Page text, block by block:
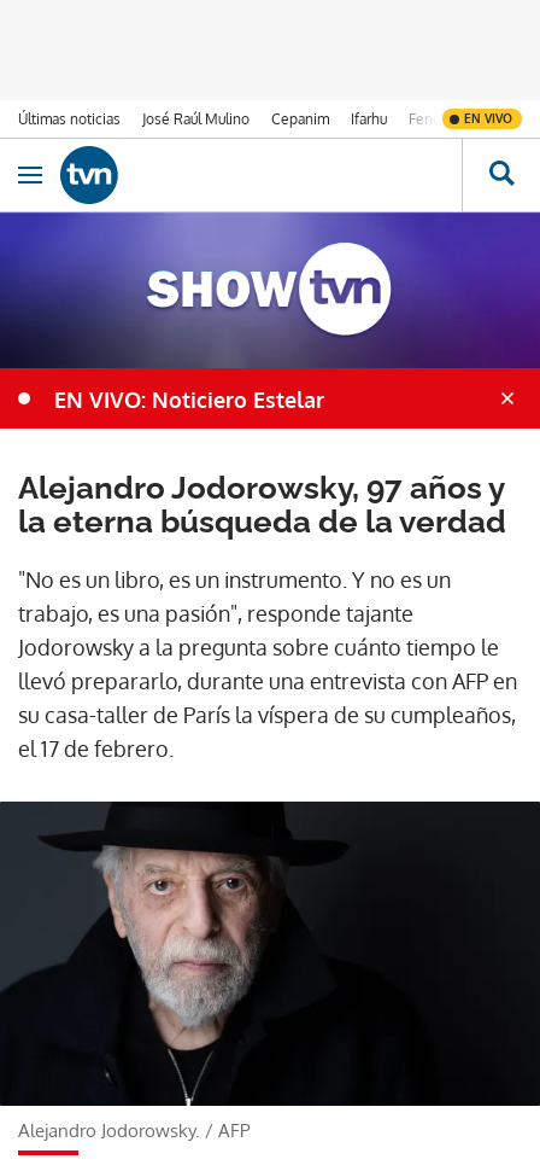
Últimas noticias José Raúl Mulino Cepanim Ifarhu Fenómeno de El
EN VIVO
Ir al contenido
Obrir navegació
EN VIVO: Noticiero Estelar
Alejandro Jodorowsky, 97 años y
la eterna búsqueda de la verdad
"No es un libro, es un instrumento. Y no es un
trabajo, es una pasión", responde tajante
Jodorowsky a la pregunta sobre cuánto tiempo le
llevó prepararlo, durante una entrevista con AFP en
su casa-taller de París la víspera de su cumpleaños,
el 17 de febrero.
Alejandro Jodorowsky. / AFP